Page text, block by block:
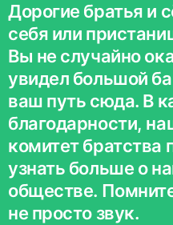
Дорогие братья и
себя или
Вы не случайно
увидел большой
ваш путь сюда. В
благодарности,
комитет братства
узнать больше о
обществе.
не просто звук.